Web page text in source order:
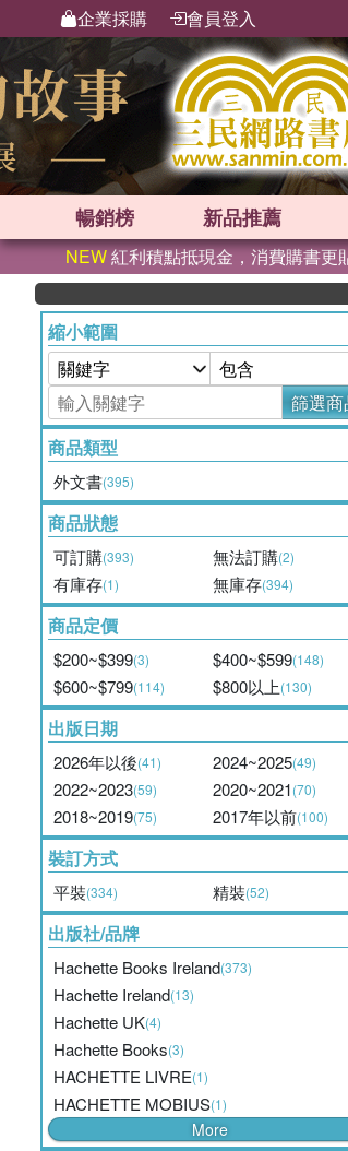
企業採購 會員登入
暢銷榜 新品推薦
NEW紅利積點抵現金，消費購書更
縮小範圍
篩選商
商品類型
外文書(395)
商品狀態
可訂購(393) 無法訂購(2)
有庫存(1) 無庫存(394)
商品定價
$200~$399(3) $400~$599(148)
$600~$799(114) $800以上(130)
出版日期
2026年以後(41) 2024~2025(49)
2022~2023(59) 2020~2021(70)
2018~2019(75) 2017年以前(100)
裝訂方式
平裝(334) 精裝(52)
出版社/品牌
Hachette Books Ireland(373)
Hachette Ireland(13)
Hachette UK(4)
Hachette Books(3)
HACHETTE LIVRE(1)
HACHETTE MOBIUS(1)
More